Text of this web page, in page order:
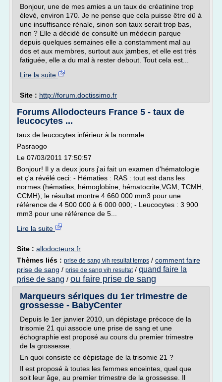
Bonjour, une de mes amies a un taux de créatinine trop
élevé, environ 170. Je ne pense que cela puisse être dû à
une insuffisance rénale, sinon son taux serait trop bas,
non ? Elle a décidé de consulté un médecin parque
depuis quelques semaines elle a constamment mal au
dos et aux membres, surtout aux jambes, et elle est très
fatiguée, elle a du mal à rester debout. Tout cela est...
Lire la suite
Site : http://forum.doctissimo.fr
Forums Allodocteurs France 5 - taux de
leucocytes ...
taux de leucocytes inférieur à la normale.
Pasraogo
Le 07/03/2011 17:50:57
Bonjour! Il y a deux jours j'ai fait un examen d'hématologie
et ç'a révélé ceci: - Hématies : RAS : tout est dans les
normes (hématies, hémoglobine, hématocrite,VGM, TCMH,
CCMH); le résultat montre 4 660 000 mm3 pour une
référence de 4 500 000 à 6 000 000; - Leucocytes : 3 900
mm3 pour une référence de 5...
Lire la suite
Site : allodocteurs.fr
Thèmes liés : prise de sang vih resultat temps / comment faire
prise de sang / prise de sang vih resultat/ quand faire la
prise de sang / ou faire prise de sang
Marqueurs sériques du 1er trimestre de
grossesse - BabyCenter
Depuis le 1er janvier 2010, un dépistage précoce de la
trisomie 21 qui associe une prise de sang et une
échographie est proposé au cours du premier trimestre
de la grossesse.
En quoi consiste ce dépistage de la trisomie 21 ?
Il est proposé à toutes les femmes enceintes, quel que
soit leur âge, au premier trimestre de la grossesse. Il